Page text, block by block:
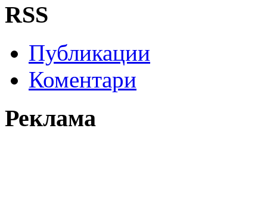
RSS
Публикации
Коментари
Реклама